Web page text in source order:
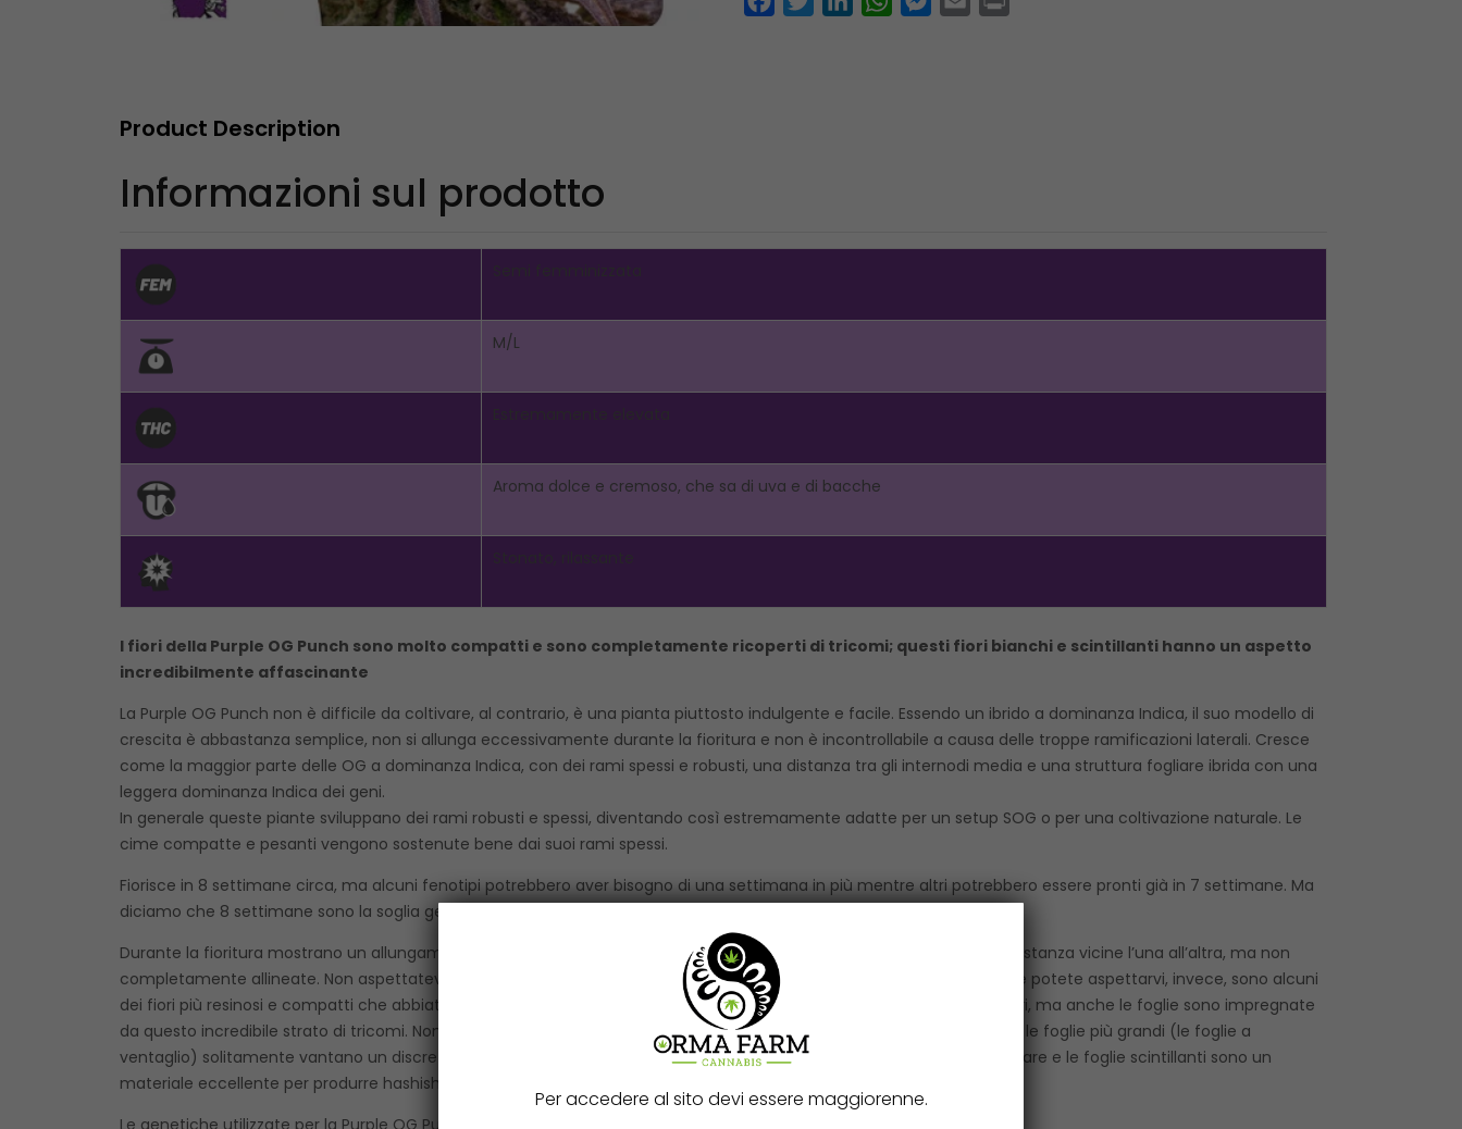
Product Description
Informazioni sul prodotto
M/L
Aroma dolce e cremoso, che sa di uva e di bacche
I fiori della Purple OG Punch sono molto compatti e sono completamente ricoperti di tricomi; questi fiori bianchi e scintillanti hanno un aspetto
incredibilmente affascinante
La Purple OG Punch non è difficile da coltivare, al contrario, è una pianta piuttosto indulgente e facile. Essendo un ibrido a dominanza Indica, il suo modello di
crescita è abbastanza semplice, non si allunga eccessivamente durante la fioritura e non è incontrollabile a causa delle troppe ramificazioni laterali. Cresce
come la maggior parte delle OG a dominanza Indica, con dei rami spessi e robusti, una distanza tra gli internodi media e una struttura fogliare ibrida con una
leggera dominanza Indica dei geni.
In generale queste piante sviluppano dei rami robusti e spessi, diventando così estremamente adatte per un setup SOG o per una coltivazione naturale. Le
cime compatte e pesanti vengono sostenute bene dai suoi rami spessi.
Fiorisce in 8 settimane circa, ma alcuni fenotipi potrebbero aver bisogno di una settimana in più mentre altri potrebbero essere pronti già in 7 settimane. Ma
diciamo che 8 settimane sono la soglia generale perché queste piante siano pronte al raccolto.
Durante la fioritura mostrano un allungamento medio e anche la distanza tra gli internodi è media. Le cime sono abbastanza vicine l’una all’altra, ma non
completamente allineate. Non aspettatevi i fiori più grandi mai visti, possono diventare grandi, ma non enormi. Ciò che potete aspettarvi, invece, sono alcuni
dei fiori più resinosi e compatti che abbiate mai visto! Lo spesso rivestimento di resina non copre esclusivamente i fiori, ma anche le foglie sono impregnate
da questo incredibile strato di tricomi. Non solo le foglioline sui fiori tendono ad essere impregnate di resina, ma anche le foglie più grandi (le foglie a
ventaglio) solitamente vantano un discreto rivestimento. I suoi fiori compatti e arrotondati sono davvero facili da tagliare e le foglie scintillanti sono un
materiale eccellente per produrre hashish o altri concentrati di cannabis.
Per accedere al sito devi essere maggiorenne.